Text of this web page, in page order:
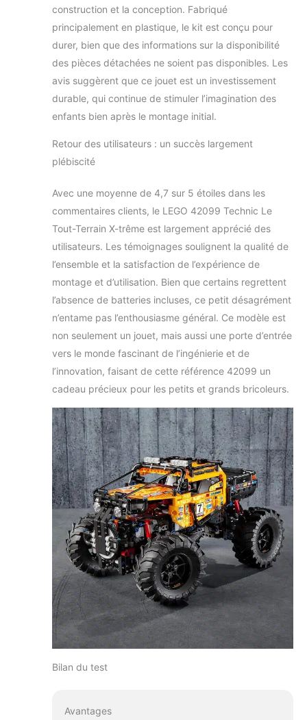
construction et la conception. Fabriqué
principalement en plastique, le kit est conçu pour
durer, bien que des informations sur la disponibilité
des pièces détachées ne soient pas disponibles. Les
avis suggèrent que ce jouet est un investissement
durable, qui continue de stimuler l’imagination des
enfants bien après le montage initial.
Retour des utilisateurs : un succès largement
plébiscité
Avec une moyenne de 4,7 sur 5 étoiles dans les
commentaires clients, le LEGO 42099 Technic Le
Tout-Terrain X-trême est largement apprécié des
utilisateurs. Les témoignages soulignent la qualité de
l’ensemble et la satisfaction de l’expérience de
montage et d’utilisation. Bien que certains regrettent
l’absence de batteries incluses, ce petit désagrément
n’entame pas l’enthousiasme général. Ce modèle est
non seulement un jouet, mais aussi une porte d’entrée
vers le monde fascinant de l’ingénierie et de
l’innovation, faisant de cette référence 42099 un
cadeau précieux pour les petits et grands bricoleurs.
Bilan du test
Avantages